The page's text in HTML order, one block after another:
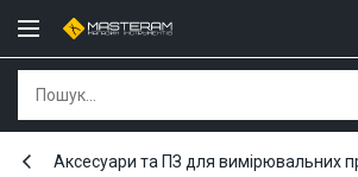
Аксесуари та ПЗ для вимірювальних